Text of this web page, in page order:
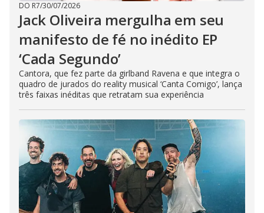
DO R7/30/07/2026
Jack Oliveira mergulha em seu
manifesto de fé no inédito EP
‘Cada Segundo’
Cantora, que fez parte da girlband Ravena e que integra o
quadro de jurados do reality musical ‘Canta Comigo’, lança
três faixas inéditas que retratam sua experiência